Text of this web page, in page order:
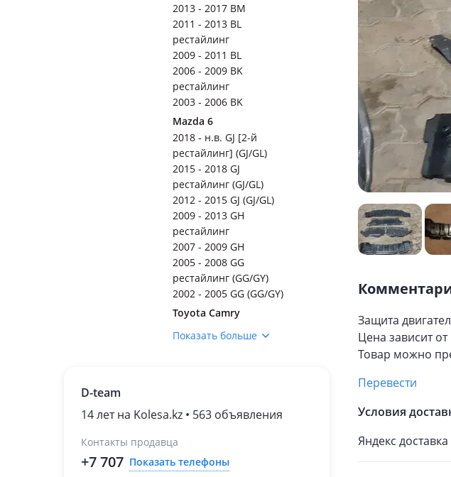
2013 - 2017 BM
2011 - 2013 BL
рестайлинг
2009 - 2011 BL
2006 - 2009 BK
рестайлинг
2003 - 2006 BK
Mazda 6
2018 - н.в. GJ [2-й
рестайлинг] (GJ/GL)
2015 - 2018 GJ
рестайлинг (GJ/GL)
2012 - 2015 GJ (GJ/GL)
2009 - 2013 GH
рестайлинг
2007 - 2009 GH
2005 - 2008 GG
рестайлинг (GG/GY)
2002 - 2005 GG (GG/GY)
Toyota Camry
2017 - 2021 XV70
рестайлинг (V45)
2006 - 2009 XV40
2004 - 2006 XV30
2001 - 2004 XV30
Показать больше
D-team
14 лет на Kolesa.kz • 563 объявления
Контакты продавца
+7 707 Показать телефоны
Защита
Цена зависит
Товар можно
Перевести
Условия
Яндекс